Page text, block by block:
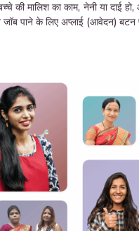
की मालिश का काम, नेनी या दाई
पाने के लिए अप्लाई (आवेदन)